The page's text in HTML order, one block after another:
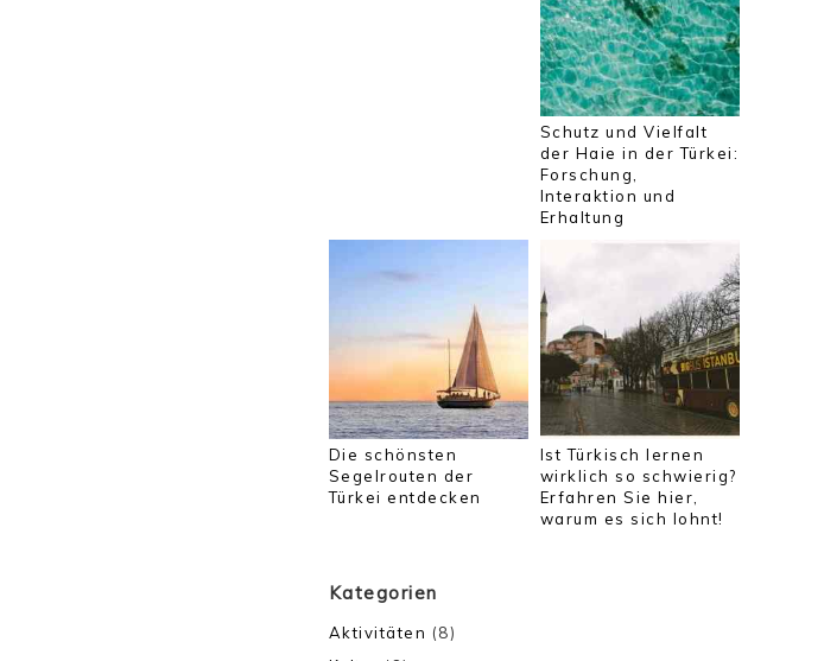
Schutz und Vielfalt
der Haie in der Türkei:
Forschung,
Interaktion und
Erhaltung
Die schönsten
Segelrouten der
Türkei entdecken
Ist Türkisch lernen
wirklich so schwierig?
Erfahren Sie hier,
warum es sich lohnt!
Kategorien
Aktivitäten (8)